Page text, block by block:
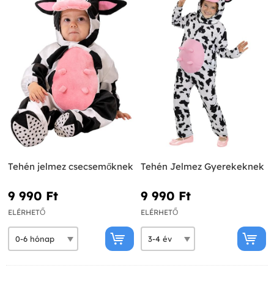
Tehén jelmez csecsemőknek
9 990 Ft‎
ELÉRHETŐ
Tehén Jelmez Gyerekeknek
9 990 Ft‎
ELÉRHETŐ